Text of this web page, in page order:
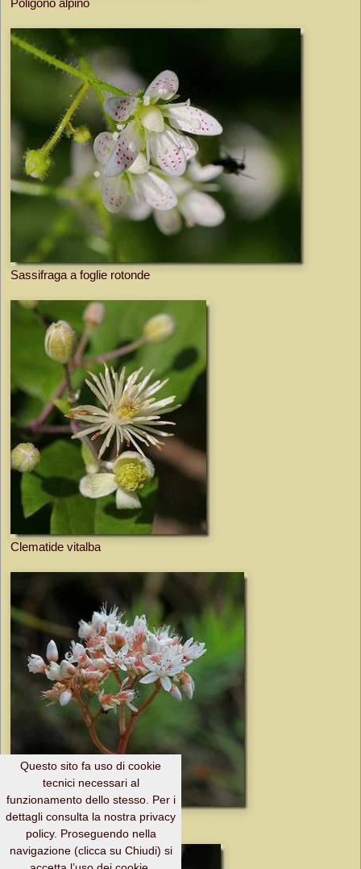
Poligono alpino
Sassifraga a foglie rotonde
Clematide vitalba
Borracina bianca
Questo sito fa uso di cookie
tecnici necessari al
funzionamento dello stesso. Per i
dettagli consulta la nostra privacy
policy. Proseguendo nella
navigazione (clicca su Chiudi) si